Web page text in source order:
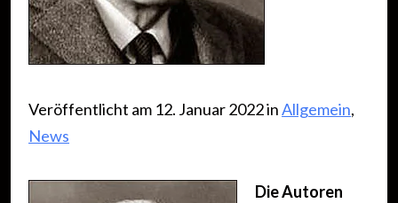
Veröffentlicht am 12. Januar 2022 inAllgemein,
News
Die Autoren